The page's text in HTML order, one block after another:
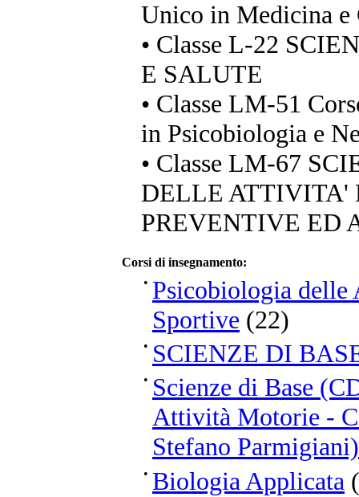
Unico in Medicina e
• Classe L-22
E SALUTE
• Classe LM-51
in Psicobiologia e
• Classe LM-67
DELLE ATTIVITA'
PREVENTIVE ED
Corsi di insegnamento:
• Psicobiologia
Sportive (22)
• SCIENZE DI
• Scienze di Base
Attività Motorie -
Stefano Parmigiani)
• Biologia Applicata